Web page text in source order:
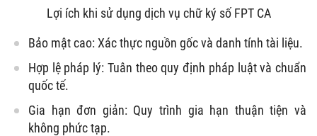
Lợi ích khi sử dụng dịch vụ chữ ký số FPT CA
Bảo mật cao: Xác thực nguồn gốc và danh tính tài liệu.
Hợp lệ pháp lý: Tuân theo quy định pháp luật và chuẩn
quốc tế.
Gia hạn đơn giản: Quy trình gia hạn thuận tiện và
không phức tạp.